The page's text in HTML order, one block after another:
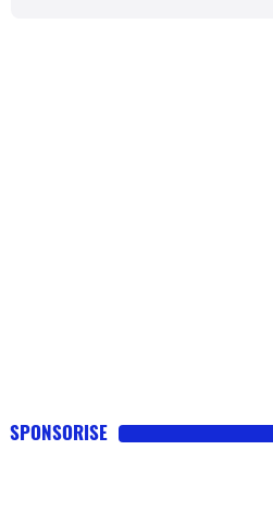
SPONSORISE